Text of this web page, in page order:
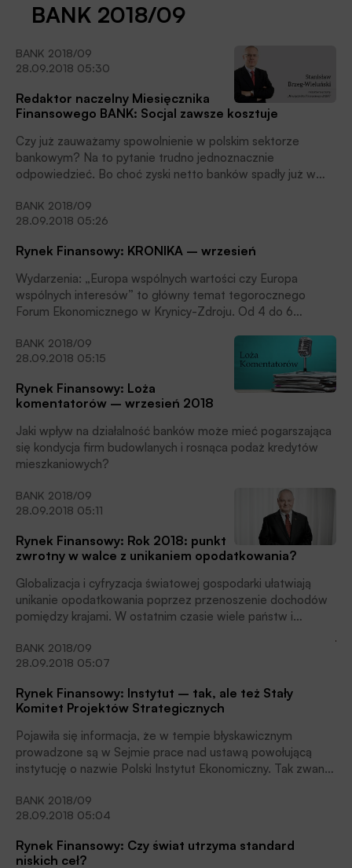
BANK 2018/09
BANK 2018/09
28.09.2018 05:30
Redaktor naczelny Miesięcznika
Finansowego BANK: Socjal zawsze kosztuje
Czy już zauważamy spowolnienie w polskim sektorze
bankowym? Na to pytanie trudno jednoznacznie
odpowiedzieć. Bo choć zyski netto banków spadły już w
tendencje w dziedzinie sprzedaży kredytów (zwłaszcza
mieszkaniowych), ale i negatywne w mozolnym
procentowych.
BANK 2018/09
28.09.2018 05:26
Rynek Finansowy: KRONIKA – wrzesień
Wydarzenia: „Europa wspólnych wartości czy Europa
wspólnych interesów” to główny temat tegorocznego
Forum Ekonomicznego w Krynicy-Zdroju. Od 4 do 6
biznesu będą starali się wskazać kierunki rozwoju i cele,
przed którymi stoi Stary Kontynent w obliczu zagrożeń
zewnętrznych i braku stabilności polityczno-gospodarczej
wewnątrz Unii Europejskiej.
BANK 2018/09
28.09.2018 05:15
Rynek Finansowy: Loża
komentatorów – wrzesień 2018
Jaki wpływ na działalność banków może mieć pogarszająca
się kondycja firm budowlanych i rosnąca podaż kredytów
mieszkaniowych?
BANK 2018/09
28.09.2018 05:11
Rynek Finansowy: Rok 2018: punkt
zwrotny w walce z unikaniem opodatkowania?
Globalizacja i cyfryzacja światowej gospodarki ułatwiają
unikanie opodatkowania poprzez przenoszenie dochodów
pomiędzy krajami. W ostatnim czasie wiele państw i
wyzwania. Jednym z przykładów takich działań jest reforma
podatkowa prezydenta Donalda Trumpa, która m.in. ma na
działalności, wykazywania zysków i płacenia podatków w
Stanach Zjednoczonych. Również Polska i inne rządy
europejskie przywiązują coraz większą wagę do walki z
unikaniem opodatkowania.
BANK 2018/09
28.09.2018 05:07
Rynek Finansowy: Instytut – tak, ale też Stały
Komitet Projektów Strategicznych
Pojawiła się informacja, że w tempie błyskawicznym
prowadzone są w Sejmie prace nad ustawą powołującą
instytucję o nazwie Polski Instytut Ekonomiczny. Tak zwana
nie poświęciła tej kwestii należnej uwagi. Krytyczne uwagi
dotyczące niebezpieczeństwa ograniczenia niezależności
Glapiński. Według projektów ustawy instytut miałby prawo
BANK 2018/09
28.09.2018 05:04
Rynek Finansowy: Czy świat utrzyma standard
niskich ceł?